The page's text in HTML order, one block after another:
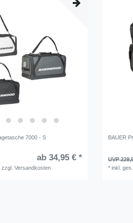
7000 - S
ab 34,95 € *
zzgl.Versandkosten
BAUER
UVP
*inkl.